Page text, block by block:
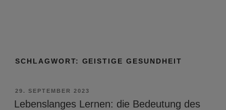
SCHLAGWORT: GEISTIGE GESUNDHEIT
VERÖFFENTLICHT
AM
29. SEPTEMBER 2023
Lebenslanges Lernen: die Bedeutung des